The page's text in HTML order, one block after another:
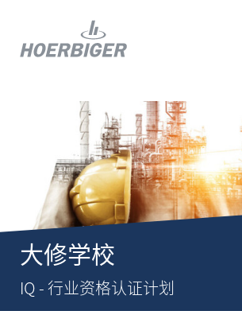
大修学校
IQ - 行业资格认证计划